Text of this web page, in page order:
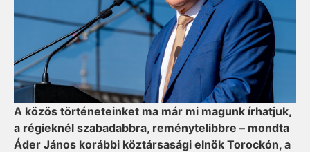
A közös történeteinket ma már mi magunk írhatjuk,
a régieknél szabadabbra, reménytelibbre – mondta
Áder János korábbi köztársasági elnök Torockón, a